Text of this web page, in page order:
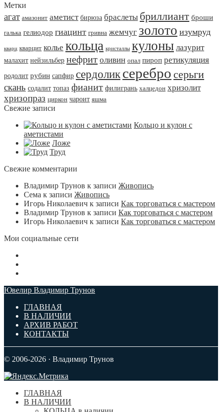
Метки
агат амазонит аметист бирюза браслеты бриллиант броши
галька гелиодор гиацинт гривна жемчуг золото изумруд
кварц кварцит колье кольца кристаллы кулоны лазурит
малахит нейзильбер нефрит оливин опал пироп ретикуляция
родолит рубин сапфир сердолик серебро серьги
скань содалит топаз фианит филигрань халцедон хризолит
хризопраз циркон чароит яшма
Свежие записи
Кольцо и кулон с
аметистами
Ложе
Труд
Свежие комментарии
Владимир Трунов к записи Живопись
Сема к записи Живопись
Игорь Николаевич к записи Как торговаться с мастером
Владимир Трунов к записи Как торговаться с мастером
Игорь Николаевич к записи Как торговаться с мастером
Мои социальные сети
Ювелир Владимир Трунов
ГЛАВНАЯ
В НАЛИЧИИ
АРХИВ РАБОТ
КОНТАКТЫ
© 2006-2026 · Владимир Трунов
ГЛАВНАЯ
В НАЛИЧИИ